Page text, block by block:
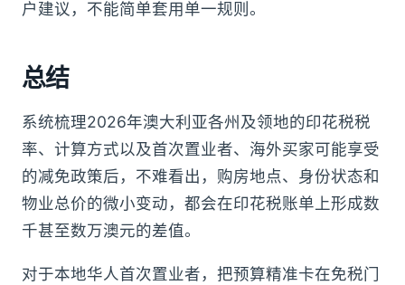
户建议，不能简单套用单一规则。
总结
系统梳理2026年澳大利亚各州及领地的印花税税
率、计算方式以及首次置业者、海外买家可能享受
的减免政策后，不难看出，购房地点、身份状态和
物业总价的微小变动，都会在印花税账单上形成数
千甚至数万澳元的差值。
对于本地华人首次置业者，把预算精准卡在免税门